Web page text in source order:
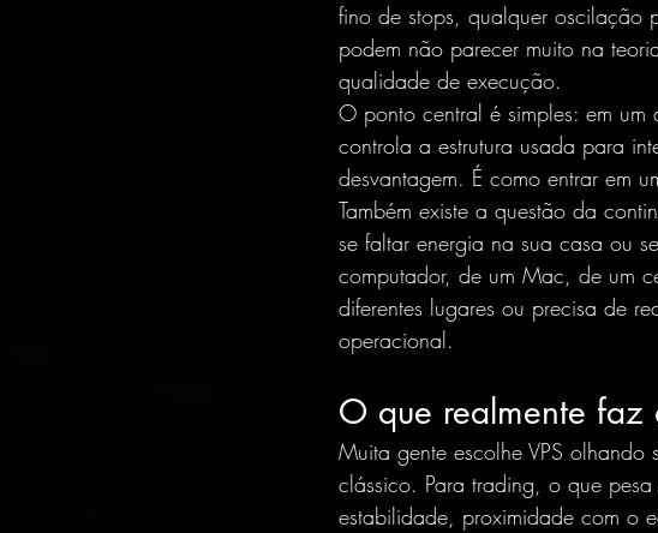
fino de stops, qualquer oscilação
podem não parecer muito na
qualidade de execução.
O ponto central é simples: em
controla a estrutura usada para
desvantagem. É como entrar em
Também existe a questão da
se faltar energia na sua casa ou
computador, de um Mac, de um
diferentes lugares ou precisa de
operacional.
O que realmente faz
Muita gente escolhe VPS
clássico. Para trading, o que
estabilidade, proximidade com o